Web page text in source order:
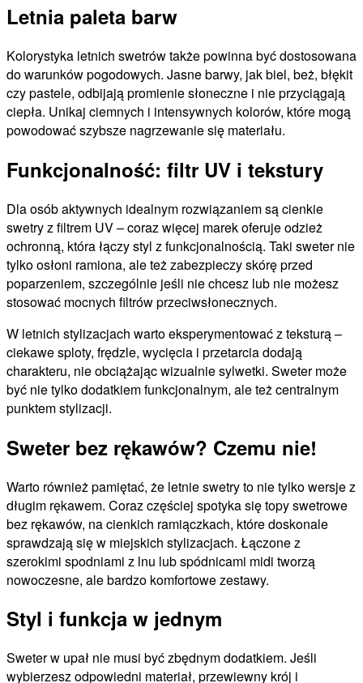
Letnia paleta barw
Kolorystyka letnich swetrów także powinna być dostosowana
do warunków pogodowych. Jasne barwy, jak biel, beż, błękit
czy pastele, odbijają promienie słoneczne i nie przyciągają
ciepła. Unikaj ciemnych i intensywnych kolorów, które mogą
powodować szybsze nagrzewanie się materiału.
Funkcjonalność: filtr UV i tekstury
Dla osób aktywnych idealnym rozwiązaniem są cienkie
swetry z filtrem UV – coraz więcej marek oferuje odzież
ochronną, która łączy styl z funkcjonalnością. Taki sweter nie
tylko osłoni ramiona, ale też zabezpieczy skórę przed
poparzeniem, szczególnie jeśli nie chcesz lub nie możesz
stosować mocnych filtrów przeciwsłonecznych.
W letnich stylizacjach warto eksperymentować z teksturą –
ciekawe sploty, frędzle, wycięcia i przetarcia dodają
charakteru, nie obciążając wizualnie sylwetki. Sweter może
być nie tylko dodatkiem funkcjonalnym, ale też centralnym
punktem stylizacji.
Sweter bez rękawów? Czemu nie!
Warto również pamiętać, że letnie swetry to nie tylko wersje z
długim rękawem. Coraz częściej spotyka się topy swetrowe
bez rękawów, na cienkich ramiączkach, które doskonale
sprawdzają się w miejskich stylizacjach. Łączone z
szerokimi spodniami z lnu lub spódnicami midi tworzą
nowoczesne, ale bardzo komfortowe zestawy.
Styl i funkcja w jednym
Sweter w upał nie musi być zbędnym dodatkiem. Jeśli
wybierzesz odpowiedni materiał, przewiewny krój i